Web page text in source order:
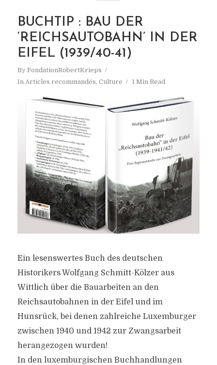
BUCHTIP : BAU DER
‘REICHSAUTOBAHN’ IN DER
EIFEL (1939/40-41)
By FondationRobertKrieps
In Articles recommandés, Culture 1 Min Read
Ein lesenswertes Buch des deutschen
Historikers Wolfgang Schmitt-Kölzer aus
Wittlich über die Bauarbeiten an den
Reichsautobahnen in der Eifel und im
Hunsrück, bei denen zahlreiche Luxemburger
zwischen 1940 und 1942 zur Zwangsarbeit
herangezogen wurden!
In den luxemburgischen Buchhandlungen